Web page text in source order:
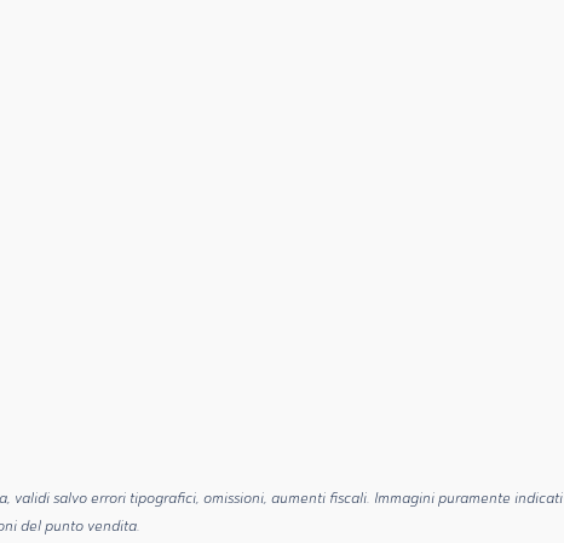
validi salvo errori tipografici, omissioni, aumenti fiscali. Immagini puramente
del punto vendita.